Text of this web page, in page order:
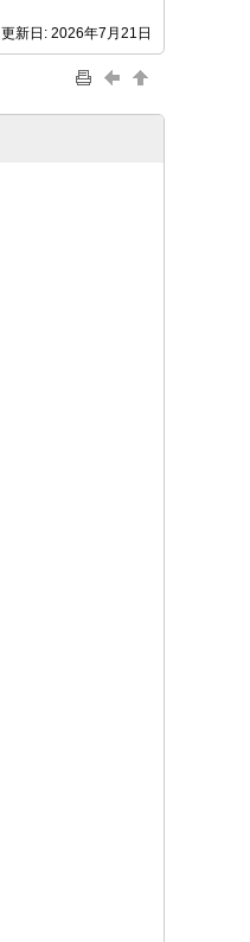
更新日: 2026年7月21日